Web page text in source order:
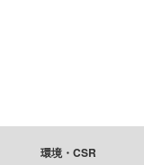
環境・CSR